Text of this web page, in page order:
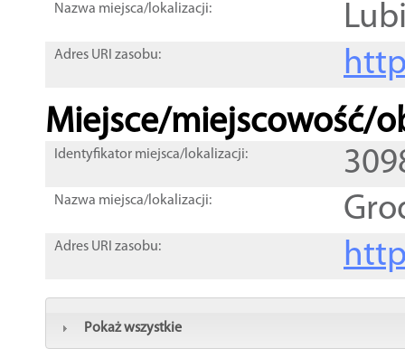
Nazwa miejsca/lokalizacji:
Adres URI zasobu:
Miejsce/miejscowość/
Identyfikator miejsca/lokalizacji:
Nazwa miejsca/lokalizacji:
Adres URI zasobu:
Pokaż wszystkie